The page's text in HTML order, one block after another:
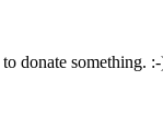
donate something.